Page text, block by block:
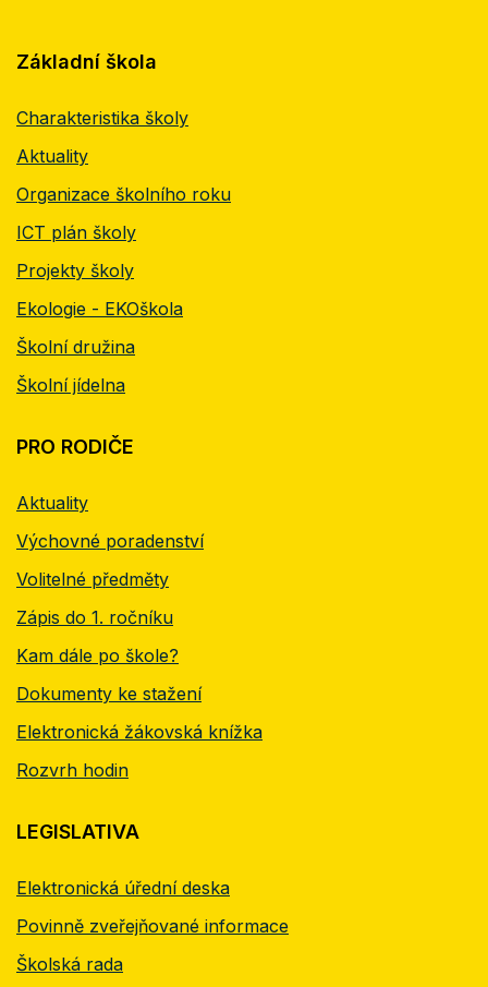
Základní škola
Charakteristika školy
Aktuality
Organizace školního roku
ICT plán školy
Projekty školy
Ekologie - EKOškola
Školní družina
Školní jídelna
PRO RODIČE
Aktuality
Výchovné poradenství
Volitelné předměty
Zápis do 1. ročníku
Kam dále po škole?
Dokumenty ke stažení
Elektronická žákovská knížka
Rozvrh hodin
LEGISLATIVA
Elektronická úřední deska
Povinně zveřejňované informace
Školská rada